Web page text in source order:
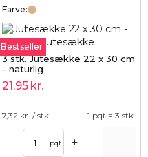
Farve:
Bestseller
3 stk. Jutesække 22 x 30 cm
- naturlig
21,95 kr.
7,32 kr. / stk. 1 pqt = 3 stk.
– pqt +